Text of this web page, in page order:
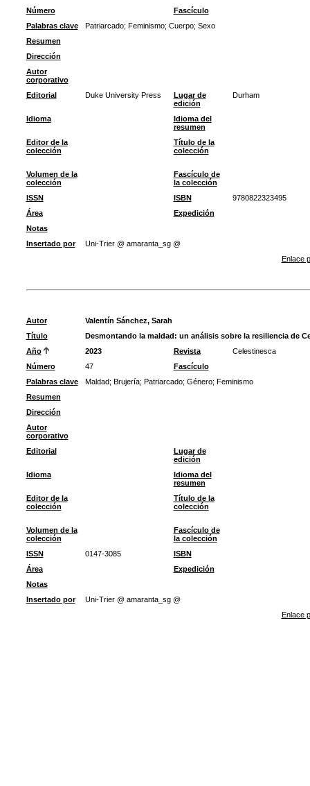
Número
Fascículo
Palabras clave
Patriarcado; Feminismo; Cuerpo; Sexo
Resumen
Dirección
Autor
corporativo
Editorial
Duke University Press
Lugar de
edición
Durham
Idioma
Idioma del
resumen
Editor de la
colección
Título de la
colección
Volumen de la
colección
Fascículo de
la colección
ISSN
ISBN
9780822323495
Área
Expedición
Notas
Insertado por
Uni-Trier @ amaranta_sg @
Enlace
Autor
Valentín Sánchez, Sarah
Título
Desmontando la maldad: un análisis sobre la resiliencia de
Año
2023 Revista
Celestinesca
Número
47
Fascículo
Palabras clave
Maldad; Brujería; Patriarcado; Género; Feminismo
Resumen
Dirección
Autor
corporativo
Editorial
Lugar de
edición
Idioma
Idioma del
resumen
Editor de la
colección
Título de la
colección
Volumen de la
colección
Fascículo de
la colección
ISSN
0147-3085
ISBN
Área
Expedición
Notas
Insertado por
Uni-Trier @ amaranta_sg @
Enlace